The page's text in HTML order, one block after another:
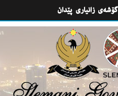
گۆشه‌ی زانیاری پێدان